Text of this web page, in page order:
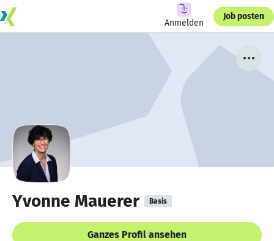
Anmelden
Job posten
Yvonne Mauerer Basis
Ganzes Profil ansehen